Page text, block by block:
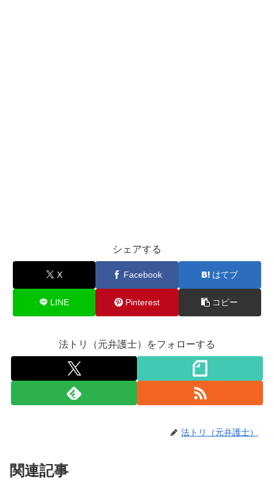
シェアする
X Facebook はてブ
LINE Pinterest コピー
法トリ（元弁護士）をフォローする
法トリ（元弁護士）
関連記事